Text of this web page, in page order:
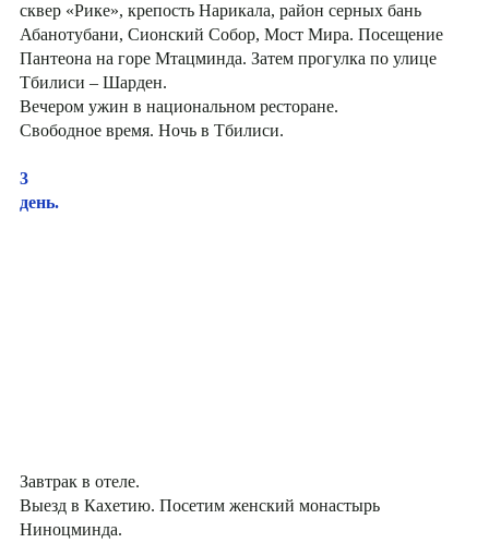
сквер «Рике», крепость Нарикала, район серных бань
Абанотубани, Сионский Собор, Мост Мира. Посещение
Пантеона на горе Мтацминда. Затем прогулка по улице
Тбилиси – Шарден.
Вечером ужин в национальном ресторане.
Свободное время. Ночь в Тбилиси.
3
день.
Завтрак в отеле.
Выезд в Кахетию. Посетим женский монастырь
Ниноцминда.